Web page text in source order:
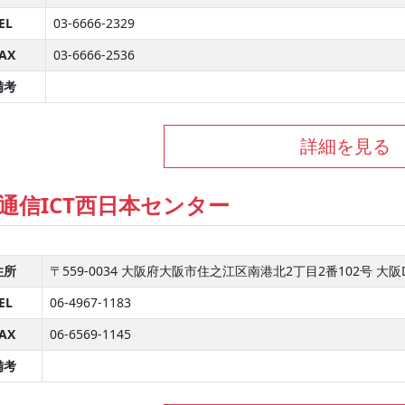
03-6666-2329
03-6666-2536
考
詳細を見る
信ICT西日本センター
所
〒559-0034 大阪府大阪市住之江区南港北2丁目2番102号 大
06-4967-1183
06-6569-1145
考